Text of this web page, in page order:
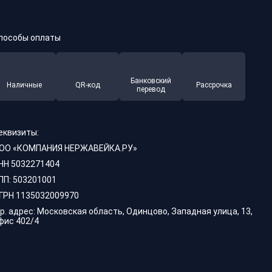
оплаты
Наличные QR-код
Банковский
перевод
Рассрочка
«КОМПАНИЯ НЕРЖАВЕЙКА.РУ»
5032271404
503201001
1135032009970
адрес: Московская область, Одинцово, Западная улица, 13,
402/4